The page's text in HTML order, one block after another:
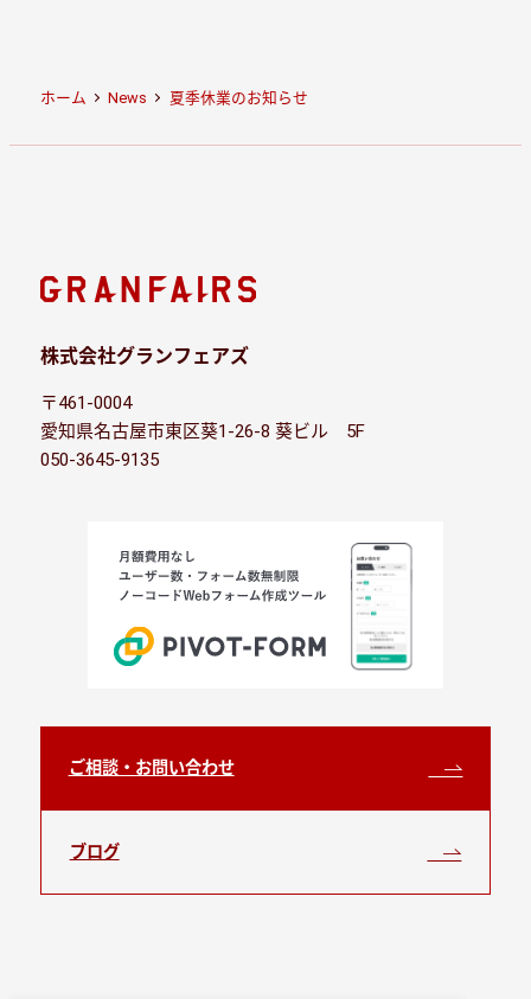
ホーム News 夏季休業のお知らせ
株式会社グランフェアズ
〒461-0004
愛知県名古屋市東区葵1-26-8 葵ビル 5F
050-3645-9135
ご相談・お問い合わせ
ブログ